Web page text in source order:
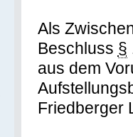
Als
Beschluss §
aus dem
Friedberger